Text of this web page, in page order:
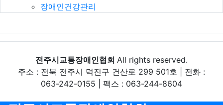
장애인건강관리
전주시교통장애인협회 All rights reserved.
주소 : 전북 전주시 덕진구 건산로 299 501호 | 전화 :
063-242-0155 | 팩스 : 063-244-8604